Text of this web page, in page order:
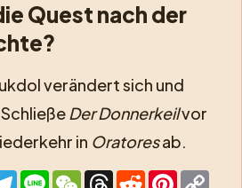
Quest nach der
verändert sich und
Der Donnerkeilvor
in Oratoresab.
Telegram
Line WeChatThreads
RedditPinterest